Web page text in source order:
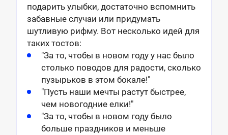
подарить улыбки, достаточно вспомнить
забавные случаи или придумать
шутливую рифму. Вот несколько идей для
таких тостов:
"За то, чтобы в новом году у нас было
столько поводов для радости, сколько
пузырьков в этом бокале!"
"Пусть наши мечты растут быстрее,
чем новогодние елки!"
"За то, чтобы в новом году было
больше праздников и меньше